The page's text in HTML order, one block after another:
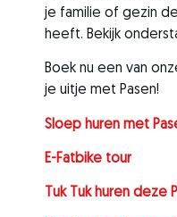
je familie of gezin
heeft. Bekijk
Boek nu een van
je uitje met Pasen!
Sloep huren met
E-Fatbike tour
Tuk Tuk huren deze